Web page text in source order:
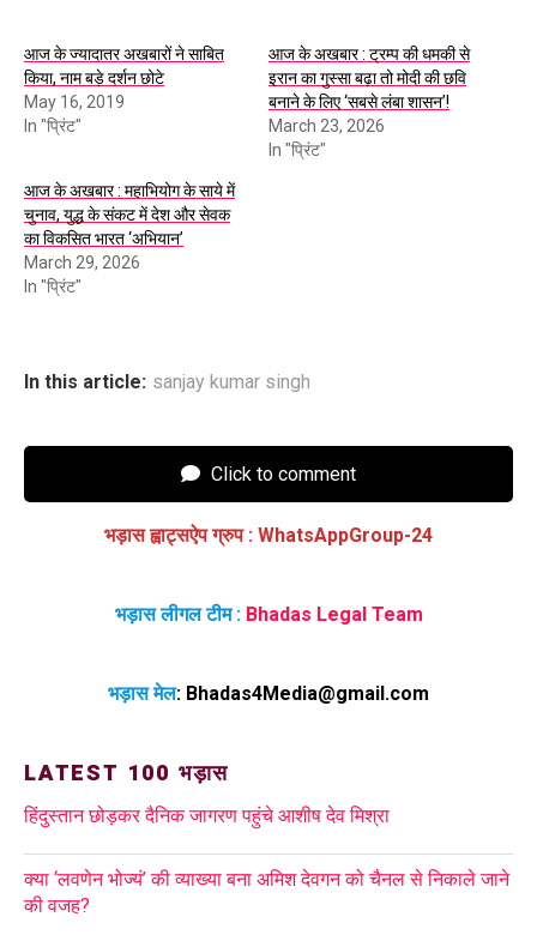
आज के ज्यादातर अखबारों ने साबित
किया, नाम बड़े दर्शन छोटे
May 16, 2019
In "प्रिंट"
आज के अखबार : ट्रम्प की धमकी से
इरान का गुस्सा बढ़ा तो मोदी की छवि
बनाने के लिए ‘सबसे लंबा शासन’!
March 23, 2026
In "प्रिंट"
आज के अखबार : महाभियोग के साये में
चुनाव, युद्ध के संकट में देश और सेवक
का विकसित भारत ‘अभियान’
March 29, 2026
In "प्रिंट"
In this article: sanjay kumar singh
Click to comment
भड़ास ह्वाट्सऐप ग्रुप : WhatsAppGroup-24
भड़ास लीगल टीम : Bhadas Legal Team
भड़ास मेल: Bhadas4Media@gmail.com
LATEST 100 भड़ास
हिंदुस्तान छोड़कर दैनिक जागरण पहुंचे आशीष देव मिश्रा
क्या ‘लवणेन भोज्यं’ की व्याख्या बना अमिश देवगन को चैनल से निकाले जाने
की वजह?